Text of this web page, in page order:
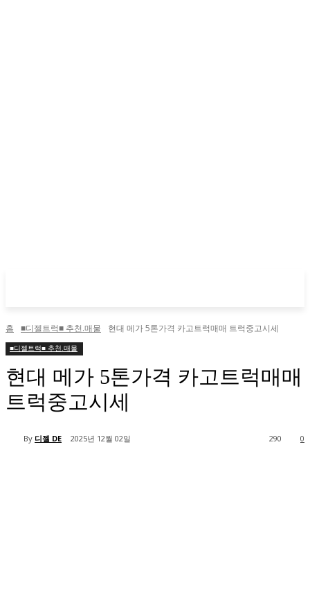
홈 ■디젤트럭■ 추천.매물 현대 메가 5톤가격 카고트럭매매 트럭중고시세
■디젤트럭■ 추천.매물
현대 메가 5톤가격 카고트럭매매
트럭중고시세
By 디젤 DE 2025년 12월 02일 0
290